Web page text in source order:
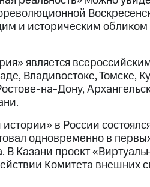
и историческим
является
Владивостоке, Томске,
на-Дону,
в России
одновременно в
Казани проект
Комитета внешних